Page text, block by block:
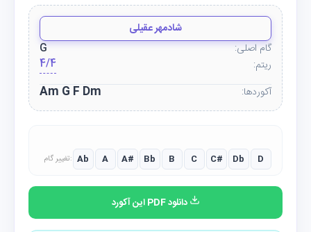
شادمهر عقیلی
گام اصلی:
G
ریتم:
4/4
آکوردها:
Am G F Dm
تغییر گام: Ab A A# Bb B C C# Db D
دانلود PDF این آکورد